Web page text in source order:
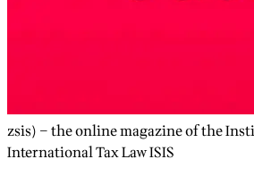
zsis) – the online magazine of the
International Tax Law ISIS